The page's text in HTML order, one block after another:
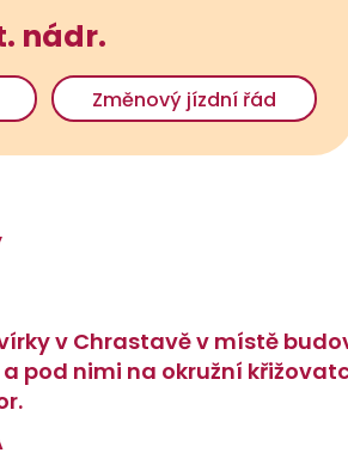
nádr.
Změnový jízdní řád
v Chrastavě v místě
pod nimi na okružní